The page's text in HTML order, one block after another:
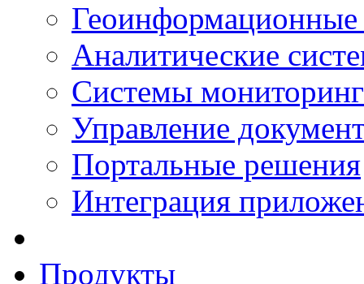
Аналитические
Системы
Управление
Портальные решения
Интеграция
Продукты